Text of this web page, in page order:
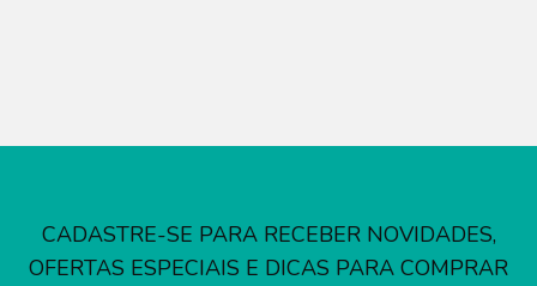
CADASTRE-SE PARA RECEBER NOVIDADES,
OFERTAS ESPECIAIS E DICAS PARA COMPRAR